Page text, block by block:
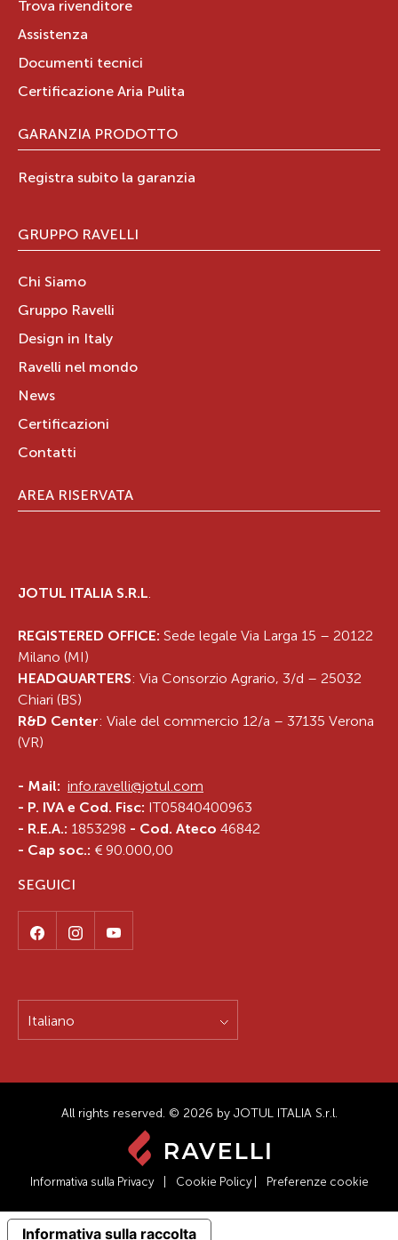
Trova rivenditore
Assistenza
Documenti tecnici
Certificazione Aria Pulita
GARANZIA PRODOTTO
Registra subito la garanzia
GRUPPO RAVELLI
Chi Siamo
Gruppo Ravelli
Design in Italy
Ravelli nel mondo
News
Certificazioni
Contatti
AREA RISERVATA
JOTUL ITALIA S.R.L.
REGISTERED OFFICE: Sede legale Via Larga 15 – 20122
Milano (MI)
HEADQUARTERS: Via Consorzio Agrario, 3/d – 25032
Chiari (BS)
R&D Center: Viale del commercio 12/a – 37135 Verona
(VR)
- Mail: info.ravelli@jotul.com
- P. IVA e Cod. Fisc: IT05840400963
- R.E.A.: 1853298 - Cod. Ateco 46842
- Cap soc.: € 90.000,00
SEGUICI
Italiano
All rights reserved. © 2026 by JOTUL ITALIA S.r.l.
Informativa sulla Privacy Cookie Policy Preferenze cookie
Informativa sulla raccolta